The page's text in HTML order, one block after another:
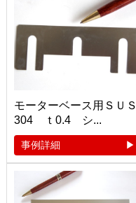
モーターベース用ＳＵＳ
304 ｔ0.4 シ...
事例詳細